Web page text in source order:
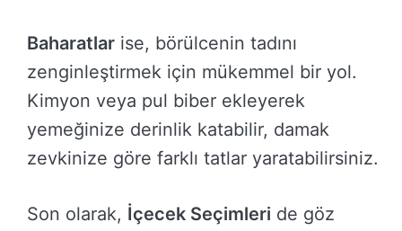
Baharatlar ise, börülcenin tadını
zenginleştirmek için mükemmel bir yol.
Kimyon veya pul biber ekleyerek
yemeğinize derinlik katabilir, damak
zevkinize göre farklı tatlar yaratabilirsiniz.
Son olarak, İçecek Seçimleri de göz